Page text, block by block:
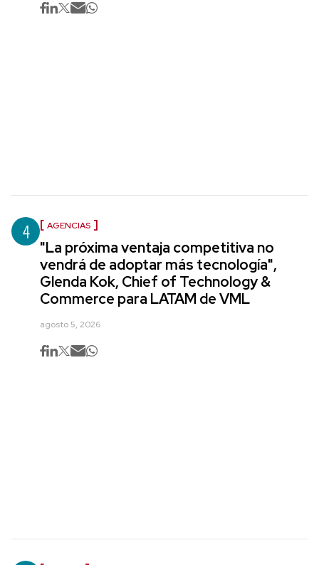
4 AGENCIAS
"La próxima ventaja competitiva no
vendrá de adoptar más tecnología",
Glenda Kok, Chief of Technology &
Commerce para LATAM de VML
agosto 5, 2026